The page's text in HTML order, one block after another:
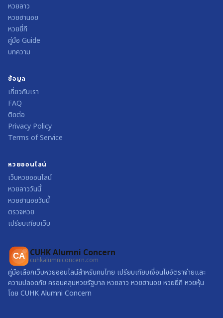
หวยลาว
หวยฮานอย
หวยยี่กี
คู่มือ Guide
บทความ
ข้อมูล
เกี่ยวกับเรา
FAQ
ติดต่อ
Privacy Policy
Terms of Service
หวยออนไลน์
เว็บหวยออนไลน์
หวยลาววันนี้
หวยฮานอยวันนี้
ตรวจหวย
เปรียบเทียบเว็บ
CA CUHK Alumni Concern
cuhkalumniconcern.com
คู่มือเลือกเว็บหวยออนไลน์สำหรับคนไทย เปรียบเทียบเงื่อนไขอัตราจ่ายและ
ความปลอดภัย ครอบคลุมหวยรัฐบาล หวยลาว หวยฮานอย หวยยี่กี หวยหุ้น
โดย CUHK Alumni Concern